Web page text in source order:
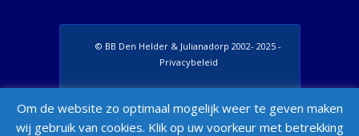
© BB Den Helder & Julianadorp 2002- 2025 -
Privacybeleid
Appearance > Menus > "Manage Locations"
Om de website zo optimaal mogelijk weer te geven maken
wij gebruik van cookies. Klik op uw voorkeur met betrekking